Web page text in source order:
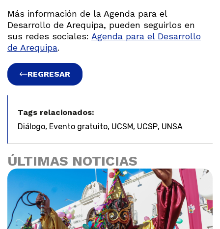
Más información de la Agenda para el
Desarrollo de Arequipa, pueden seguirlos en
sus redes sociales: Agenda para el Desarrollo
de Arequipa.
REGRESAR
Tags relacionados:
Diálogo, Evento gratuito, UCSM, UCSP, UNSA
ÚLTIMAS NOTICIAS